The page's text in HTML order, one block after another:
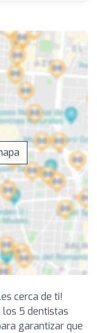
cerca de ti!
los 5 dentistas
garantizar que